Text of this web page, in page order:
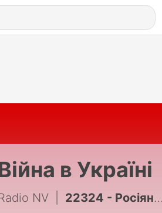
в Україні
NV 22324 - Росіяни готують реальний геноцид України. Чи вплине це на наших партнерів | Тарас Семенюк